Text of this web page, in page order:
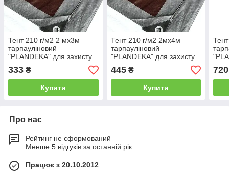
Тент 210 г/м2 2 мх3м
тарпауліновий
"PLANDEKA" для захисту
від вітру
333 ₴
Купити
Тент 210 г/м2 2мх4м
тарпауліновий
"PLANDEKA" для захисту
від снігу
445₴
Купити
720
Про нас
Рейтинг не сформований
Менше 5 відгуків за останній рік
Працює з 20.10.2012